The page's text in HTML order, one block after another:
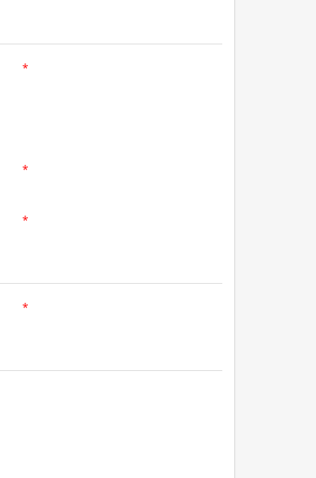
*
*
*
*